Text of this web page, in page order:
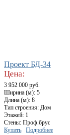
Проект БД-34
Цена:
3 952 000 руб.
Ширина (м): 5
Длина (м): 8
Тип строения: Дом
Этажей: 1
Стены: Проф.брус
Купить
Подробнее